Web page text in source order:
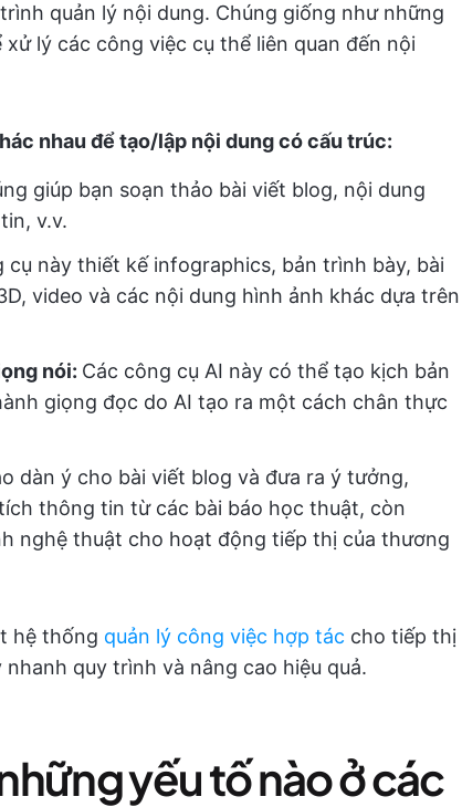
quản lý nội dung. Chúng giống như những
lý các công việc cụ thể liên quan đến nội
nhau để tạo/lập nội dung có cấu trúc:
giúp bạn soạn thảo bài viết blog, nội dung
v.v.
cụ này thiết kế infographics, bản trình bày, bài
video và các nội dung hình ảnh khác dựa trên
nói: Các công cụ AI này có thể tạo kịch bản
giọng đọc do AI tạo ra một cách chân thực
dàn ý cho bài viết blog và đưa ra ý tưởng,
thông tin từ các bài báo học thuật, còn
nghệ thuật cho hoạt động tiếp thị của thương
hệ thống quản lý công việc hợp tác cho tiếp thị
quy trình và nâng cao hiệu quả.
yếu tố nào ở các